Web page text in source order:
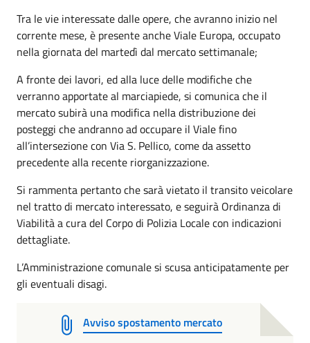
Tra le vie interessate dalle opere, che avranno inizio nel
corrente mese, è presente anche Viale Europa, occupato
nella giornata del martedì dal mercato settimanale;
A fronte dei lavori, ed alla luce delle modifiche che
verranno apportate al marciapiede, si comunica che il
mercato subirà una modifica nella distribuzione dei
posteggi che andranno ad occupare il Viale fino
all’intersezione con Via S. Pellico, come da assetto
precedente alla recente riorganizzazione.
Si rammenta pertanto che sarà vietato il transito veicolare
nel tratto di mercato interessato, e seguirà Ordinanza di
Viabilità a cura del Corpo di Polizia Locale con indicazioni
dettagliate.
L’Amministrazione comunale si scusa anticipatamente per
gli eventuali disagi.
Avviso spostamento mercato